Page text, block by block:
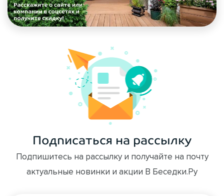
Подписаться на рассылку
Подпишитесь на рассылку и получайте на почту
актуальные новинки и акции В Беседки.Ру